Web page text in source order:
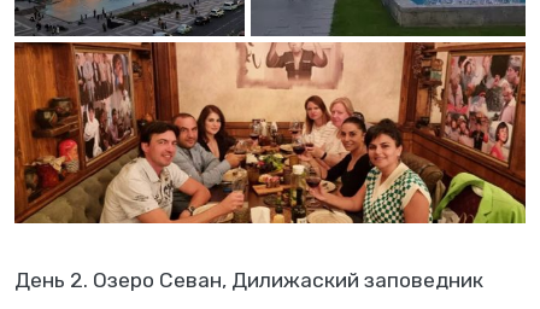
День 2. Озеро Севан, Дилижаский заповедник